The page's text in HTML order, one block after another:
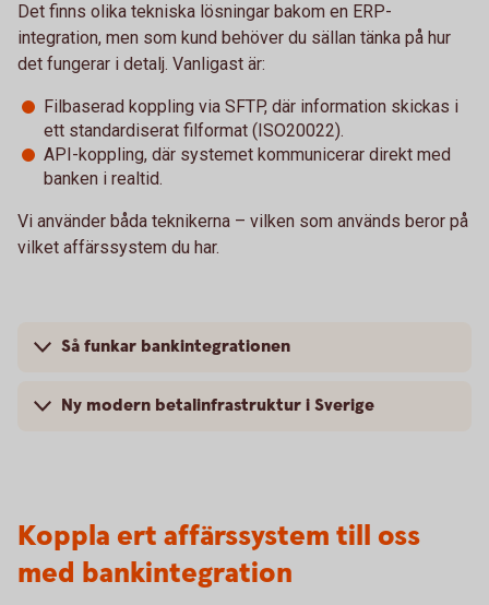
Det finns olika tekniska lösningar bakom en ERP-
integration, men som kund behöver du sällan tänka på hur
det fungerar i detalj. Vanligast är:
Filbaserad koppling via SFTP, där information skickas i
ett standardiserat filformat (ISO20022).
API-koppling, där systemet kommunicerar direkt med
banken i realtid.
Vi använder båda teknikerna – vilken som används beror på
vilket affärssystem du har.
Så funkar bankintegrationen
Ny modern betalinfrastruktur i Sverige
Koppla ert affärssystem till oss
med bankintegration